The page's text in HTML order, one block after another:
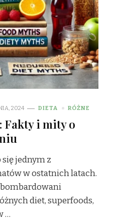
2024 DIETA RÓŻNE
Fakty i mity o
jednym z
w ostatnich latach.
bombardowani
diet, superfoods,
…